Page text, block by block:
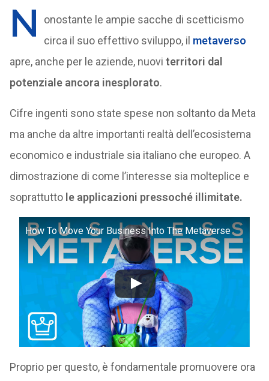
N
onostante le ampie sacche di scetticismo
circa il suo effettivo sviluppo, il metaverso
apre, anche per le aziende, nuovi territori dal
potenziale ancora inesplorato.
Cifre ingenti sono state spese non soltanto da Meta
ma anche da altre importanti realtà dell’ecosistema
economico e industriale sia italiano che europeo. A
dimostrazione di come l’interesse sia molteplice e
soprattutto le applicazioni pressoché illimitate.
How To Move Your Business Into The Metaverse
Proprio per questo, è fondamentale promuovere ora